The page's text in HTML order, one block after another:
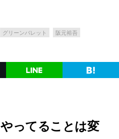
グリーンバレット
阪元裕吾
ってることは変